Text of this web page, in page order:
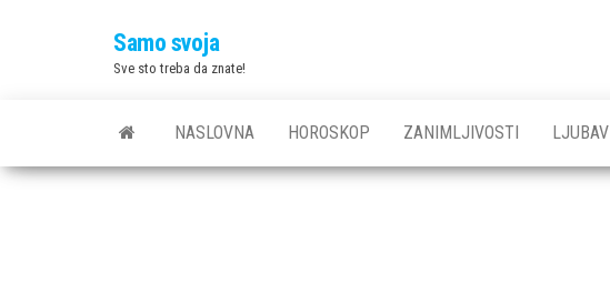
Samo svoja
Sve sto treba da znate!
NASLOVNA HOROSKOP ZANIMLJIVOSTI LJUBAV